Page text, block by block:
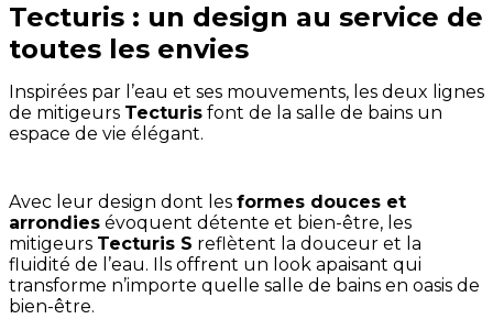
Tecturis : un design au service de
toutes les envies
Inspirées par l’eau et ses mouvements, les deux lignes
de mitigeurs Tecturis font de la salle de bains un
espace de vie élégant.
Avec leur design dont les formes douces et
arrondies évoquent détente et bien-être, les
mitigeurs Tecturis S reflètent la douceur et la
fluidité de l’eau. Ils offrent un look apaisant qui
transforme n’importe quelle salle de bains en oasis de
bien-être.